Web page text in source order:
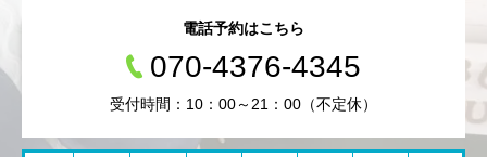
電話予約はこちら
070-4376-4345
受付時間：10：00～21：00（不定休）